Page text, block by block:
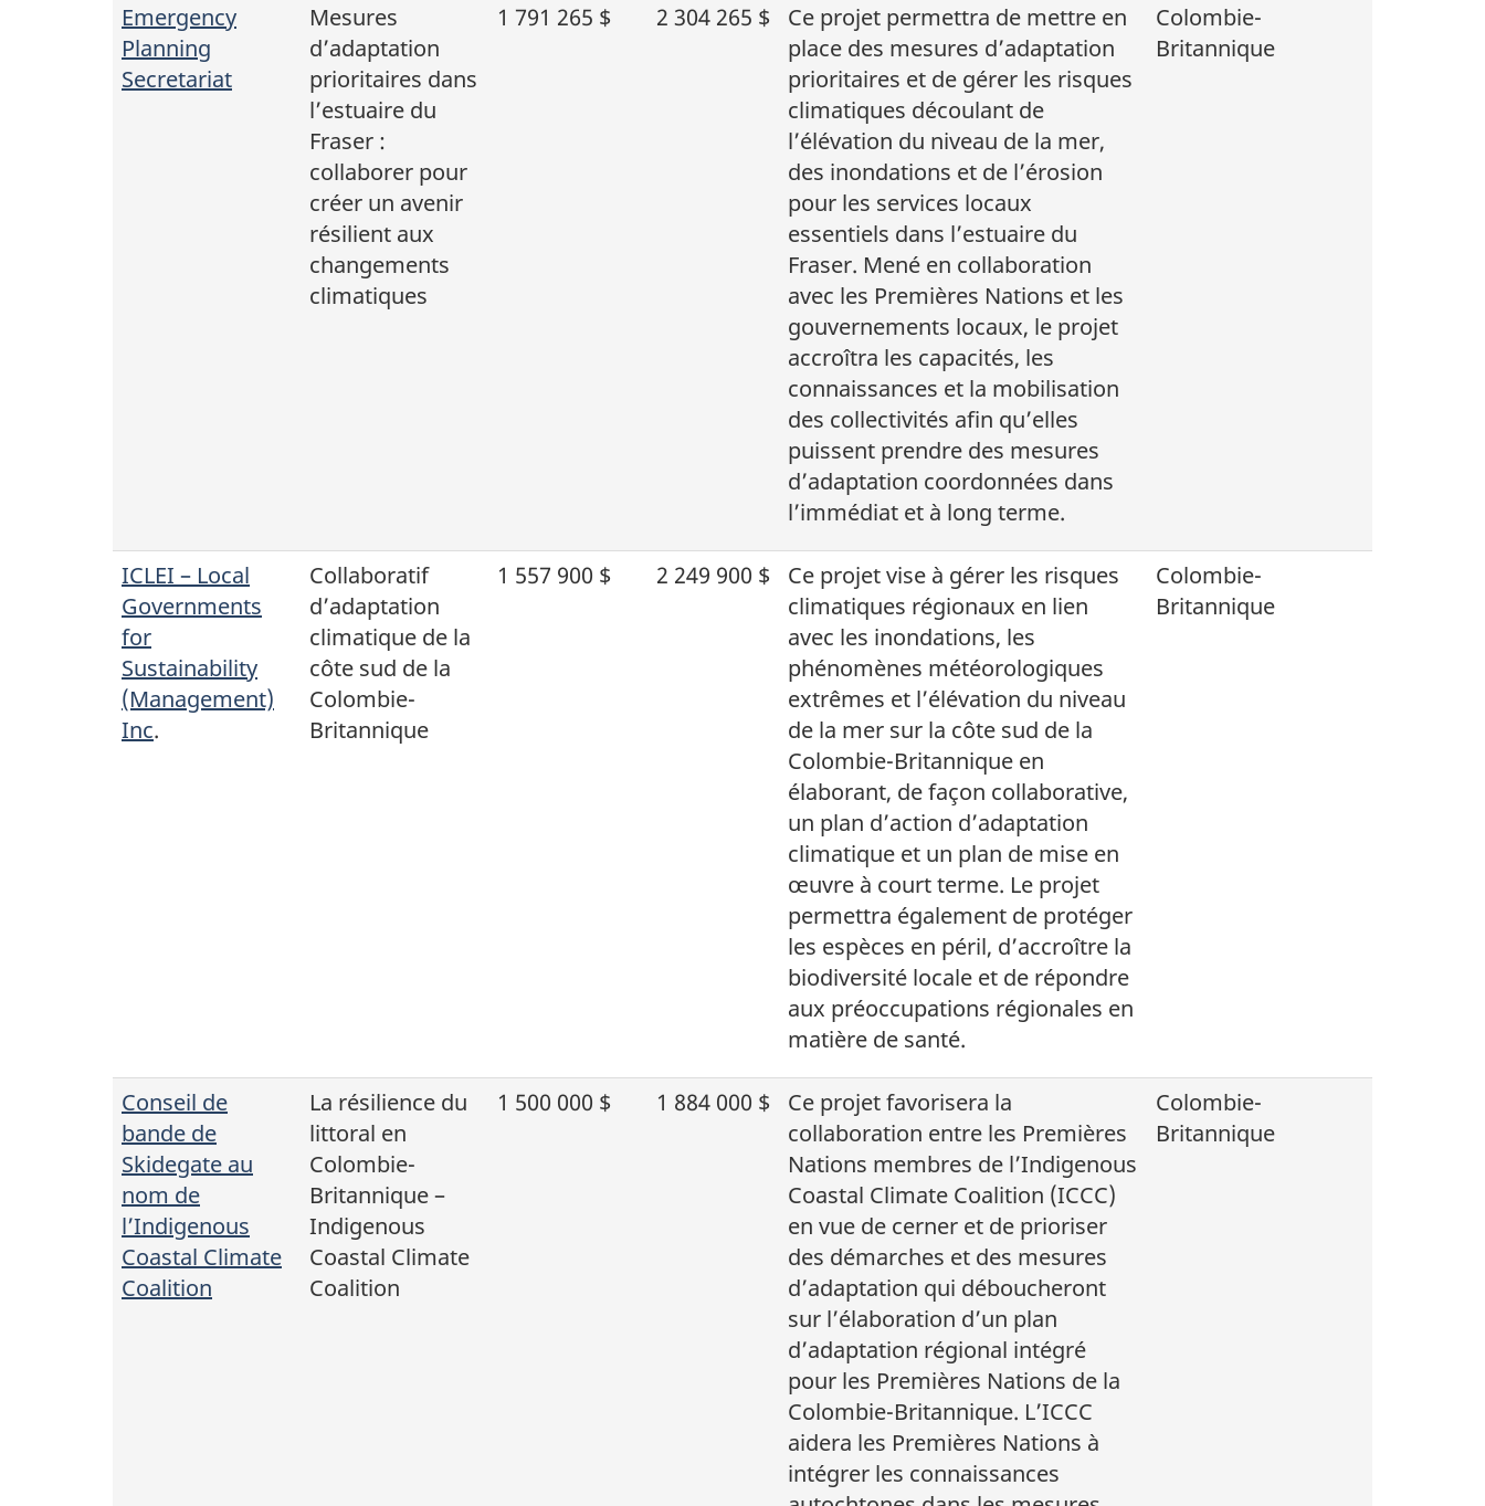
Emergency
Planning
Secretariat
Mesures
d’adaptation
prioritaires dans
l’estuaire du
Fraser :
collaborer pour
créer un avenir
résilient aux
changements
climatiques
1 791 265 $ 2 304 265 $
Ce projet permettra de mettre en
place des mesures d’adaptation
prioritaires et de gérer les risques
climatiques découlant de
l’élévation du niveau de la mer,
des inondations et de l’érosion
pour les services locaux
essentiels dans l’estuaire du
Fraser. Mené en collaboration
avec les Premières Nations et les
gouvernements locaux, le projet
accroîtra les capacités, les
connaissances et la mobilisation
des collectivités afin qu’elles
puissent prendre des mesures
d’adaptation coordonnées dans
l’immédiat et à long terme.
Colombie-
Britannique
ICLEI – Local
Governments
for
Sustainability
(Management)
Inc.
Collaboratif
d’adaptation
climatique de la
côte sud de la
Colombie-
Britannique
1 557 900 $ 2 249 900 $
Ce projet vise à gérer les risques
climatiques régionaux en lien
avec les inondations, les
phénomènes météorologiques
extrêmes et l’élévation du niveau
de la mer sur la côte sud de la
Colombie-Britannique en
élaborant, de façon collaborative,
un plan d’action d’adaptation
climatique et un plan de mise en
œuvre à court terme. Le projet
permettra également de protéger
les espèces en péril, d’accroître la
biodiversité locale et de répondre
aux préoccupations régionales en
matière de santé.
Colombie-
Britannique
Conseil de
bande de
Skidegate au
nom de
l’Indigenous
Coastal Climate
Coalition
La résilience du
littoral en
Colombie-
Britannique –
Indigenous
Coastal Climate
Coalition
1 500 000 $ 1 884 000 $
Ce projet favorisera la
collaboration entre les Premières
Nations membres de l’Indigenous
Coastal Climate Coalition (ICCC)
en vue de cerner et de prioriser
des démarches et des mesures
d’adaptation qui déboucheront
sur l’élaboration d’un plan
d’adaptation régional intégré
pour les Premières Nations de la
Colombie-Britannique. L’ICCC
aidera les Premières Nations à
intégrer les connaissances
Colombie-
Britannique